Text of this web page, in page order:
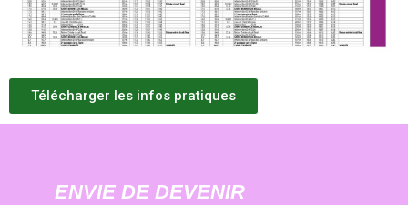
Télécharger les infos pratiques
ENVIE DE DEVENIR